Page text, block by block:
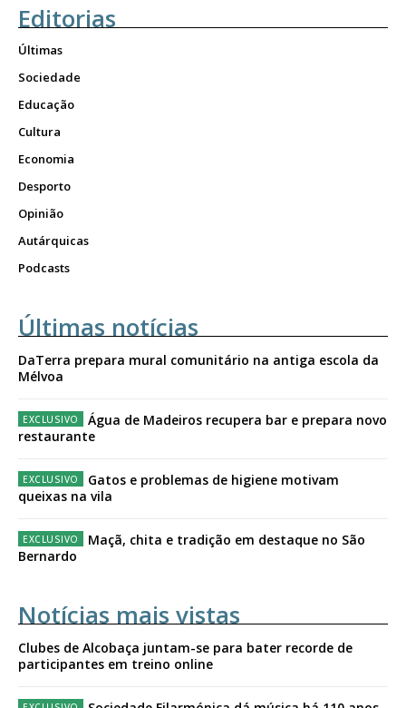
Editorias
Últimas
Sociedade
Educação
Cultura
Economia
Desporto
Opinião
Autárquicas
Podcasts
Últimas notícias
DaTerra prepara mural comunitário na antiga escola da
Mélvoa
Água de Madeiros recupera bar e prepara novo
restaurante
Gatos e problemas de higiene motivam
queixas na vila
Maçã, chita e tradição em destaque no São
Bernardo
Notícias mais vistas
Clubes de Alcobaça juntam-se para bater recorde de
participantes em treino online